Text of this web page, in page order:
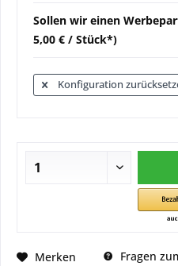
Sollen wir einen
5,00 € / Stück*)
Konfiguration
Merken Fragen